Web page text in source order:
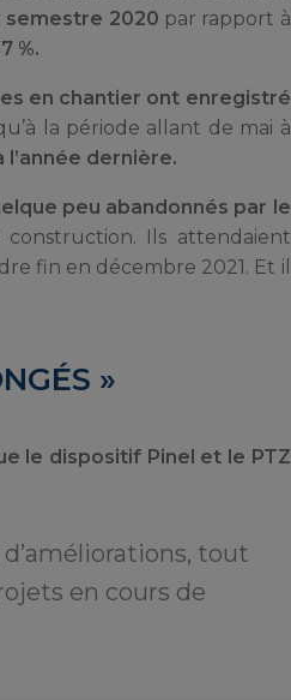
semestre 2020 par rapport à
%.
en chantier ont enregistré
la période allant de mai à
dernière.
peu abandonnés par le
Ils attendaient
fin en décembre 2021. Et il
»
le dispositif Pinel et le PTZ
tout
en cours de